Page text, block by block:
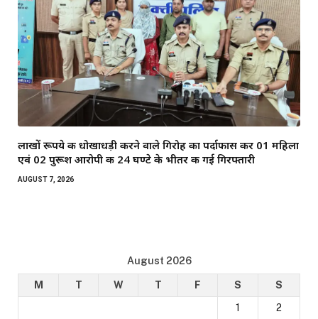
लाखों रूपये की धोखाधड़ी करने वाले गिरोह का पर्दाफास कर 01 महिला
एवं 02 पुरूश आरोपी की 24 घण्टे के भीतर की गई गिरफ्तारी
AUGUST 7, 2026
August 2026
M T W T F S
S
1
2